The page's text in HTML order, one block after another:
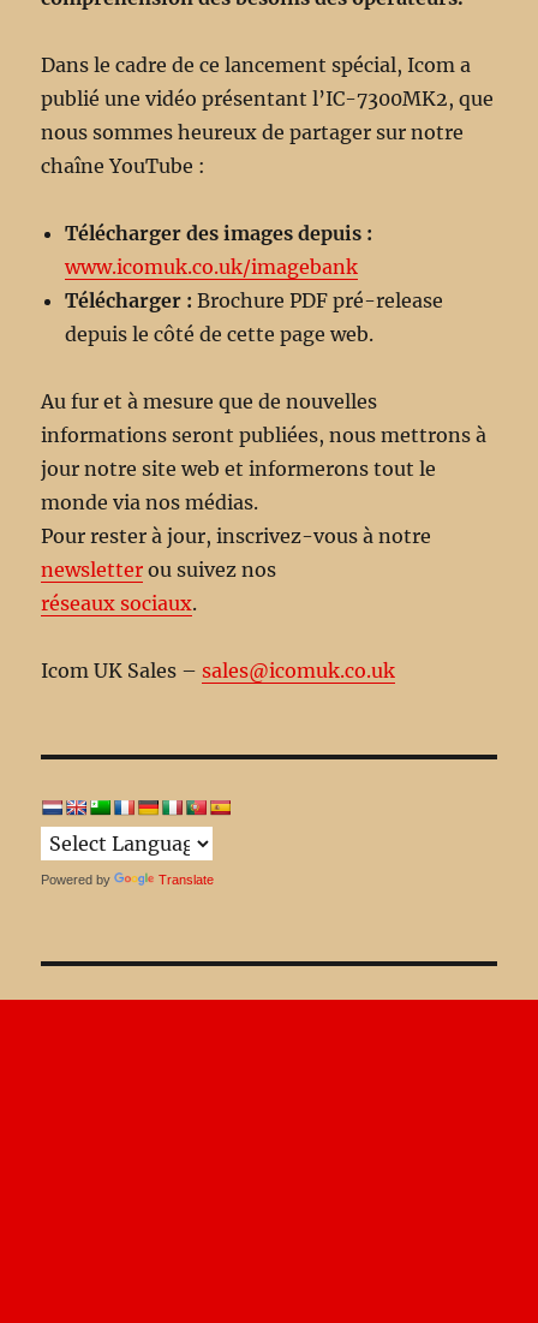
Dans le cadre de ce lancement spécial, Icom a
publié une vidéo présentant l’IC-7300MK2, que
nous sommes heureux de partager sur notre
chaîne YouTube :
Télécharger des images depuis :
www.icomuk.co.uk/imagebank
Télécharger : Brochure PDF pré-release
depuis le côté de cette page web.
Au fur et à mesure que de nouvelles
informations seront publiées, nous mettrons à
jour notre site web et informerons tout le
monde via nos médias.
Pour rester à jour, inscrivez-vous à notre
newsletter ou suivez nos
réseaux sociaux.
Icom UK Sales –sales@icomuk.co.uk
Powered by Translate